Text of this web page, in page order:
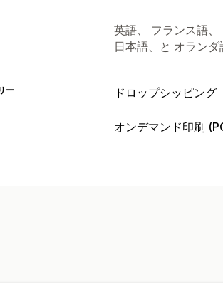
英語、 フランス語、
日本語、と オランダ
ー ドロップシッピング
販売可能な商品
オンデマンド印刷